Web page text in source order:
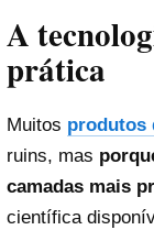
A
prática
Muitos produtos
ruins, mas
camadas mais
científica